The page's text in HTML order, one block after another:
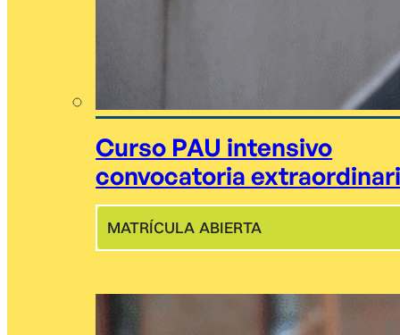
Curso PAU intensivo
convocatoria
MATRÍCULA ABIERTA